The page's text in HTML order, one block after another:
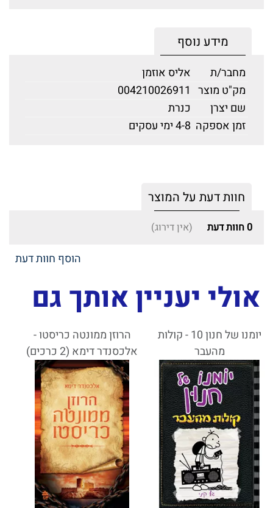
מידע נוסף
מחבר/ת
אליס אוזמן
מק"ט מוצר 004210026911
שם יצרן
כנרת
זמן אספקה 4-8 ימי עסקים
חוות דעת על המוצר
0 חוות דעת (אין דירוג)
הוסף חוות דעת
אולי יעניין אותך גם
יומנו של חנון 10 - קולות
מהעבר
הרוזן ממונטה כריסטו -
אלכסנדר דימא (2 כרכים)